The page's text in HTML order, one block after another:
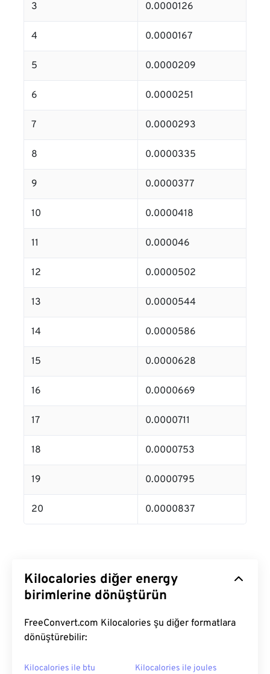
3 0.0000126
4 0.0000167
5 0.0000209
6 0.0000251
7 0.0000293
8 0.0000335
9 0.0000377
10 0.0000418
11 0.000046
12 0.0000502
13 0.0000544
14 0.0000586
15 0.0000628
16 0.0000669
17 0.0000711
18 0.0000753
19 0.0000795
20 0.0000837
Kilocalories diğer energy
birimlerine dönüştürün
FreeConvert.com Kilocalories şu diğer formatlara
dönüştürebilir:
Kilocalories ile btu Kilocalories ile joules